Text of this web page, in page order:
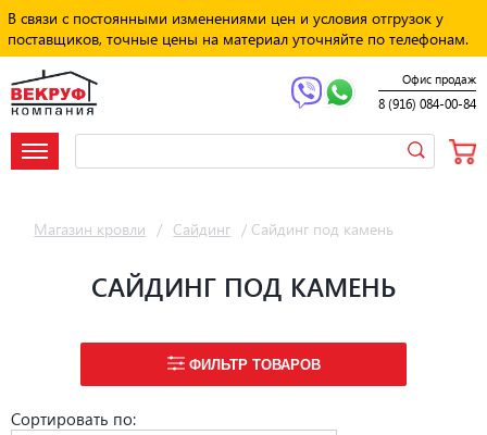
В связи с постоянными изменениями цен и условия отгрузок у
поставщиков, точные цены на материал уточняйте по телефонам.
Офис продаж
8 (916) 084-00-84
Магазин кровли / Сайдинг / Сайдинг под камень
САЙДИНГ ПОД КАМЕНЬ
Сортировать по:
ФИЛЬТР ТОВАРОВ